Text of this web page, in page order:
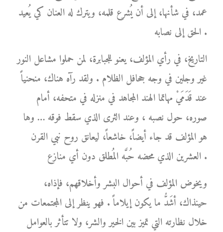
عمد، في شأنها، إلى أن يُشرع قلمه، ويترك له العنان كي يُعيد
الحق إلى نصابه .
التاريخ، في رأي المؤلف، يعنو للجبابرة، لمن حملوا مشاعل النور
غير وجلين في وجه جحافل الظلام . ولقد رآه هناك، منحنياً
عند قَدَمَيْ مهاتما الهند المجاهد في منزله في متحفه، أمام
صوره، حول نصبه ، وعند الثرى الذي سقط فوقه … وها
هو المؤلف قد جاء أيضاً، خاشعاً، ليعانق روح نبي القرن
العشرين الذي محضه حُبَّه المُطلق دون أي منازع .
ويخوض المؤلف في أحوال البشر وأخلاقهم، فإذاه،
حينذاك، أشَدُّ ما يكون إيلاماً . فهو ينظر إلى المجتمعات من
خلال نظارته التي تميز بين الخير والشر، ولا تتأثر بالعوامل